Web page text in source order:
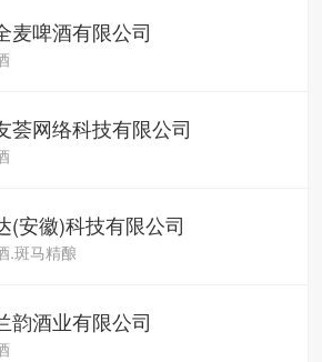
麦啤酒有限公司
荟网络科技有限公司
(安徽)科技有限公司
.斑马精酿
韵酒业有限公司